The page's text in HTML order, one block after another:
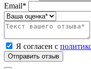
Email*
Я согласен с